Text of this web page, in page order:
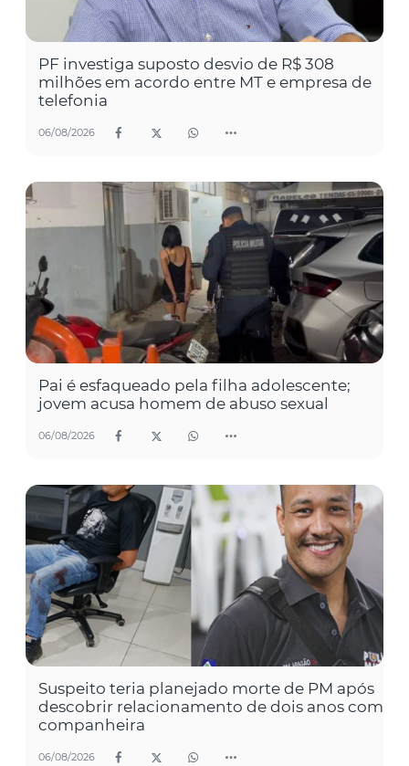
PF investiga suposto desvio de R$ 308
milhões em acordo entre MT e empresa de
telefonia
06/08/2026
Pai é esfaqueado pela filha adolescente;
jovem acusa homem de abuso sexual
06/08/2026
Suspeito teria planejado morte de PM após
descobrir relacionamento de dois anos com
companheira
06/08/2026